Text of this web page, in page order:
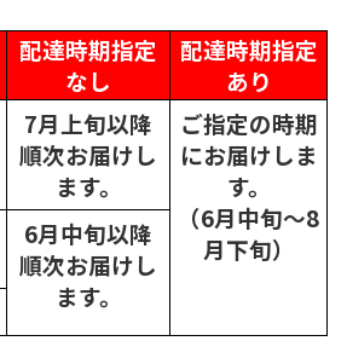
配達時期指定
なし
配達時期指定
あり
7月上旬以降
順次お届けし
ます。
ご指定の時期
にお届けしま
す。
（6月中旬～8
月下旬）
6月中旬以降
順次お届けし
ます。